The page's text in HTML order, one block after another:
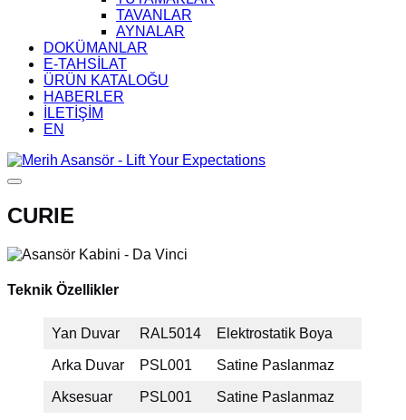
TAVANLAR
AYNALAR
DOKÜMANLAR
E-TAHSİLAT
ÜRÜN KATALOĞU
HABERLER
İLETİŞİM
EN
CURIE
Teknik Özellikler
Yan Duvar RAL5014 Elektrostatik Boya
Arka Duvar PSL001 Satine Paslanmaz
Aksesuar PSL001 Satine Paslanmaz